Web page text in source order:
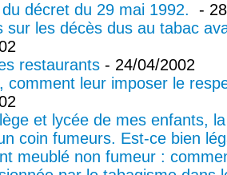
décret du 29 mai 1992.
-
sur les décès dus au tabac
restaurants - 24/04/2002
comment leur imposer le
et lycée de mes enfants,
coin fumeurs. Est-ce bien
meublé non fumeur :